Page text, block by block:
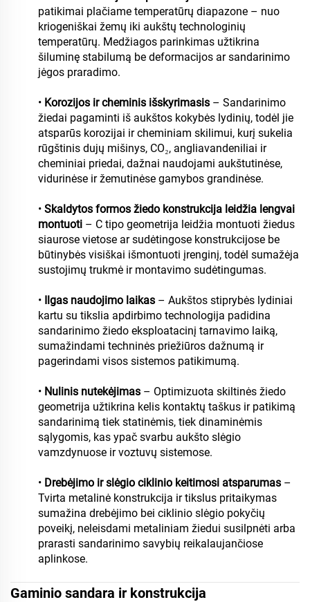
patikimai plačiame temperatūrų diapazone – nuo
kriogeniškai žemų iki aukštų technologinių
temperatūrų. Medžiagos parinkimas užtikrina
šiluminę stabilumą be deformacijos ar sandarinimo
jėgos praradimo.
• Korozijos ir cheminis išskyrimasis – Sandarinimo
žiedai pagaminti iš aukštos kokybės lydinių, todėl jie
atsparūs korozijai ir cheminiam skilimui, kurį sukelia
rūgštinis dujų mišinys, CO₂, angliavandeniliai ir
cheminiai priedai, dažnai naudojami aukštutinėse,
vidurinėse ir žemutinėse gamybos grandinėse.
• Skaldytos formos žiedo konstrukcija leidžia lengvai
montuoti – C tipo geometrija leidžia montuoti žiedus
siaurose vietose ar sudėtingose konstrukcijose be
būtinybės visiškai išmontuoti įrenginį, todėl sumažėja
sustojimų trukmė ir montavimo sudėtingumas.
• Ilgas naudojimo laikas – Aukštos stiprybės lydiniai
kartu su tikslia apdirbimo technologija padidina
sandarinimo žiedo eksploatacinį tarnavimo laiką,
sumažindami techninės priežiūros dažnumą ir
pagerindami visos sistemos patikimumą.
• Nulinis nutekėjimas – Optimizuota skiltinės žiedo
geometrija užtikrina kelis kontaktų taškus ir patikimą
sandarinimą tiek statinėmis, tiek dinaminėmis
sąlygomis, kas ypač svarbu aukšto slėgio
vamzdynuose ir voztuvų sistemose.
• Drebėjimo ir slėgio ciklinio keitimosi atsparumas –
Tvirta metalinė konstrukcija ir tikslus pritaikymas
sumažina drebėjimo bei ciklinio slėgio pokyčių
poveikį, neleisdami metaliniam žiedui susilpnėti arba
prarasti sandarinimo savybių reikalaujančiose
aplinkose.
Gaminio sandara ir konstrukcija